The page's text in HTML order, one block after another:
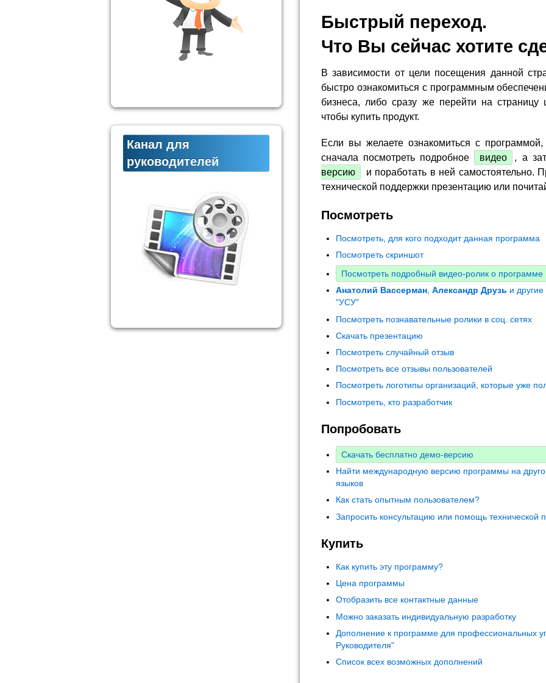
Быстрый переход.
Что Вы сейчас хотите
В зависимости от цели посещения данной
быстро ознакомиться с программным
бизнеса, либо сразу же перейти на
чтобы купить продукт.
Если вы желаете ознакомиться с
сначала посмотреть подробное
видео
, а
версию
и поработать в ней самостоятельно.
технической поддержки презентацию или
Посмотреть
Посмотреть, для кого подходит данная программа
Посмотреть скриншот
Посмотреть подробный видео-ролик о программе
Анатолий Вассерман, Александр Друзь и
"УСУ"
Посмотреть познавательные ролики в соц. сетях
Скачать презентацию
Посмотреть случайный отзыв
Посмотреть все отзывы пользователей
Посмотреть логотипы организаций, которые уже
Посмотреть, кто разработчик
Попробовать
Скачать бесплатно демо-версию
Найти международную версию программы на
языков
Как стать опытным пользователем?
Запросить консультацию или помощь технической
Купить
Как купить эту программу?
Цена программы
Отобразить все контактные данные
Можно заказать индивидуальную разработку
Дополнение к программе для профессиональных
Руководителя"
Список всех возможных дополнений
Канал для
руководителей